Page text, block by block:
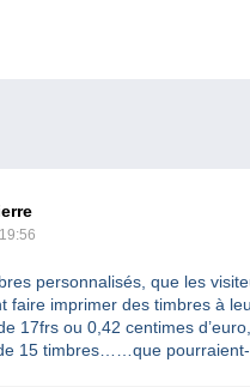
personnalisés, que les
faire imprimer des timbres à
17frs ou 0,42 centimes
15 timbres……que pourraient-